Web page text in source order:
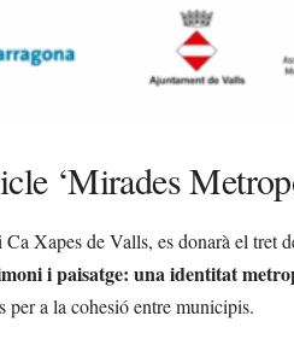
‘Mirades
Xapes de Valls, es donarà el tret
i paisatge: una identitat
per a la cohesió entre municipis.